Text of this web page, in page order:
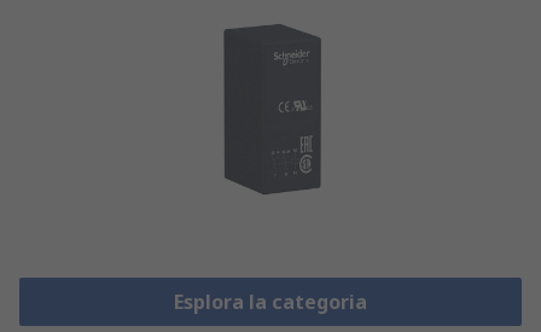
Esplora la categoria